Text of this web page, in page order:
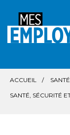
ACCUEIL
SANTÉ, SÉCURITÉ